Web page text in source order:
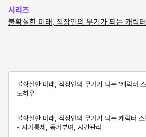
시리즈
불확실한 미래, 직장인의 무기가 되는 캐릭
불확실한 미래, 직장인의 무기가 되는 '캐릭터
노하우
불확실한 미래, 직장인의 무기가 되는 캐릭터
- 자기통제, 동기부여, 시간관리